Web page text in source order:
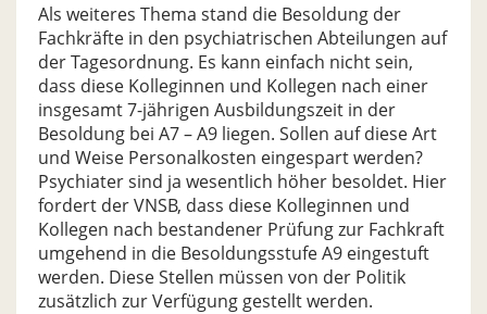
Als weiteres Thema stand die Besoldung der
Fachkräfte in den psychiatrischen Abteilungen auf
der Tagesordnung. Es kann einfach nicht sein,
dass diese Kolleginnen und Kollegen nach einer
insgesamt 7-jährigen Ausbildungszeit in der
Besoldung bei A7 – A9 liegen. Sollen auf diese Art
und Weise Personalkosten eingespart werden?
Psychiater sind ja wesentlich höher besoldet. Hier
fordert der VNSB, dass diese Kolleginnen und
Kollegen nach bestandener Prüfung zur Fachkraft
umgehend in die Besoldungsstufe A9 eingestuft
werden. Diese Stellen müssen von der Politik
zusätzlich zur Verfügung gestellt werden.